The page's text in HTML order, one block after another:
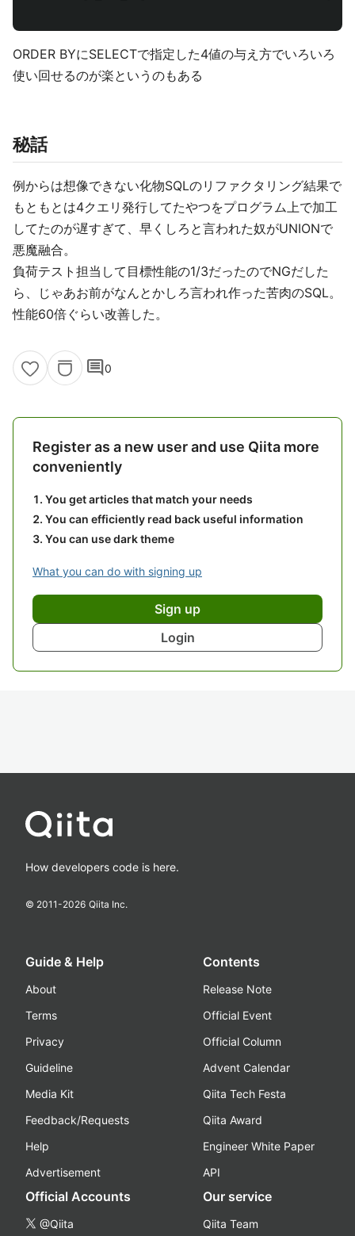
ORDER BYにSELECTで指定した4値の与え方でいろいろ
使い回せるのが楽というのもある
秘話
例からは想像できない化物SQLのリファクタリング結果で
もともとは4クエリ発行してたやつをプログラム上で加工
してたのが遅すぎて、早くしろと言われた奴がUNIONで
悪魔融合。
負荷テスト担当して目標性能の1/3だったのでNGだした
ら、じゃあお前がなんとかしろ言われ作った苦肉のSQL。
性能60倍ぐらい改善した。
comment0
Register as a new user and use Qiita more
conveniently
You get articles that match your needs
You can efficiently read back useful information
You can use dark theme
What you can do with signing up
Sign up
Login
How developers code is here.
© 2011-2026 Qiita Inc.
Guide & Help
About
Terms
Privacy
Guideline
Media Kit
Feedback/Requests
Help
Advertisement
Contents
Release Note
Official Event
Official Column
Advent Calendar
Qiita Tech Festa
Qiita Award
Engineer White Paper
API
Official Accounts
@Qiita
Our service
Qiita Team